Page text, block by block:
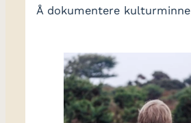
Å dokumentere kulturminne